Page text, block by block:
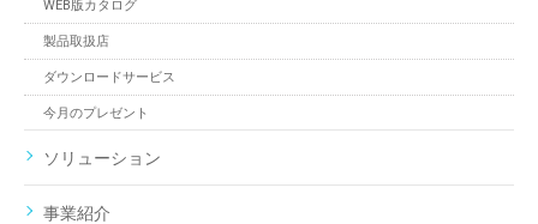
WEB版カタログ
製品取扱店
ダウンロードサービス
今月のプレゼント
ソリューション
事業紹介